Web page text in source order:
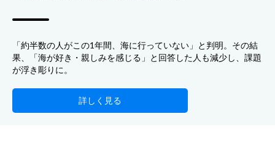
「約半数の人がこの1年間、海に行っていない」と判明。その結
果、「海が好き・親しみを感じる」と回答した人も減少し、課題
が浮き彫りに。
詳しく見る